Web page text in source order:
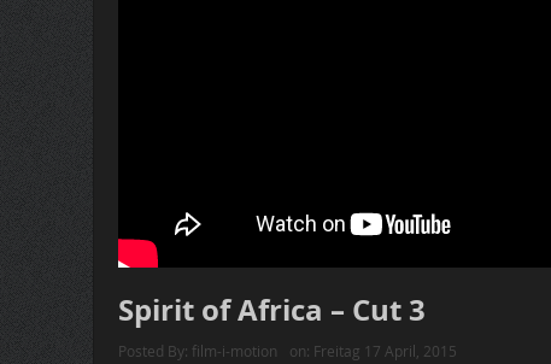
Spirit of Africa – Cut 3
Posted By: film-i-motion on: Freitag 17 April, 2015